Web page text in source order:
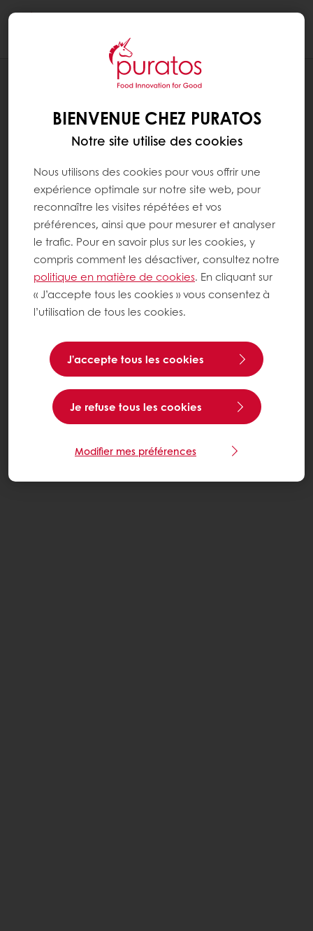
CONDITIONS GÉNÉRALES DE VENTE
BIENVENUE CHEZ PURATOS
Notre site utilise des cookies
Nous utilisons des cookies pour vous offrir une
expérience optimale sur notre site web, pour
reconnaître les visites répétées et vos
préférences, ainsi que pour mesurer et analyser
le trafic. Pour en savoir plus sur les cookies, y
compris comment les désactiver, consultez notre
politique en matière de cookies. En cliquant sur
« J’accepte tous les cookies » vous consentez à
l’utilisation de tous les cookies.
J’accepte tous les cookies
Je refuse tous les cookies
Modifier mes préférences